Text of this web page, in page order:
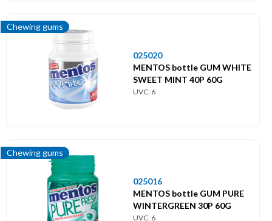
Chewing gums
025020
MENTOS bottle GUM WHITE
SWEET MINT 40P 60G
UVC: 6
Chewing gums
025016
MENTOS bottle GUM PURE
WINTERGREEN 30P 60G
UVC: 6